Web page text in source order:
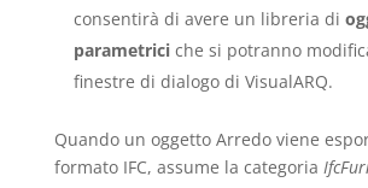
consentirà di avere un libreria di
parametriciche si potranno
finestre di dialogo di VisualARQ.
Quando un oggetto Arredo viene
formato IFC, assume la categoria